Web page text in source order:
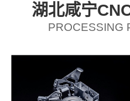
湖北咸宁
PROCESSING